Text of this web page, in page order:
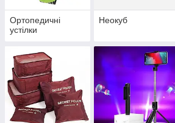
Ортопедичні
устілки
Неокуб